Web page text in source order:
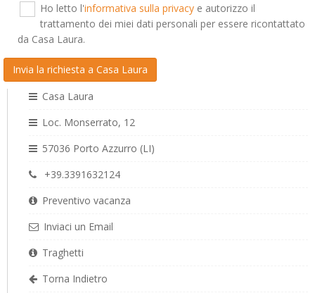
Ho letto l'informativa sulla privacy e autorizzo il
trattamento dei miei dati personali per essere ricontattato
da Casa Laura.
Casa Laura
Loc. Monserrato, 12
57036 Porto Azzurro (LI)
+39.3391632124
Preventivo vacanza
Inviaci un Email
Traghetti
Torna Indietro